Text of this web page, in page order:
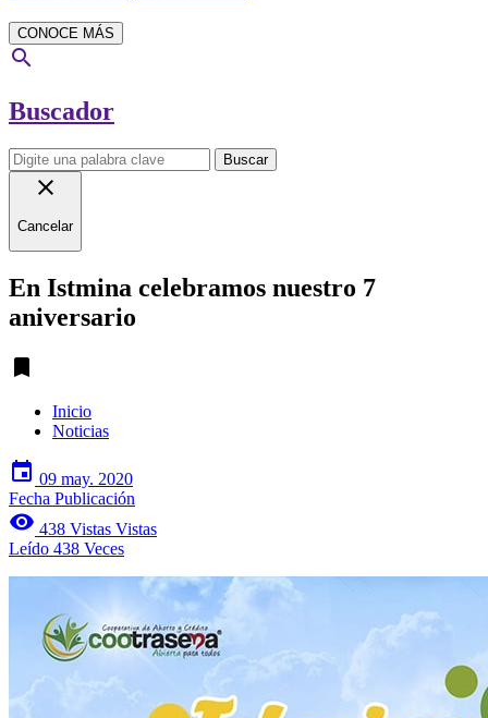
CONOCE MÁS
search
Buscador
Buscar
close
Cancelar
En Istmina celebramos nuestro 7
aniversario
turned_in
Inicio
Noticias
event 09 may. 2020
Fecha Publicación
visibility 438 Vistas Vistas
Leído 438 Veces